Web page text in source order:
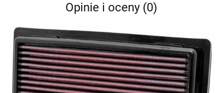
Opinie i oceny (0)